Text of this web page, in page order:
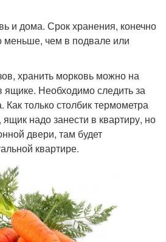
и дома. Срок хранения, конечно
меньше, чем в подвале или
хранить морковь можно на
Необходимо следить за
Как только столбик термометра
надо занести в квартиру, но
двери, там будет
квартире.